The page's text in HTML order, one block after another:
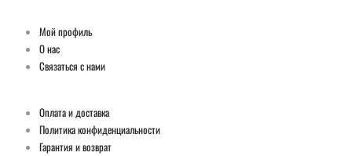
Мой профиль
О нас
Связаться с нами
Оплата и доставка
Политика конфиденциальности
Гарантия и возврат